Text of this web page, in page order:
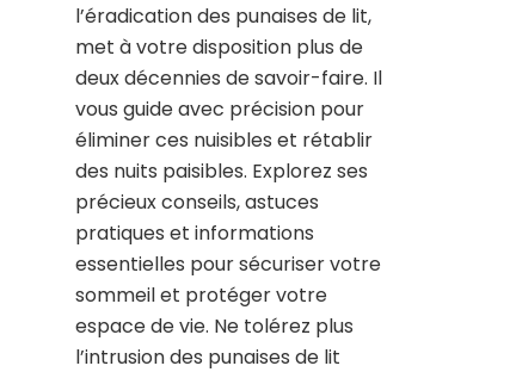
l’éradication des punaises de lit,
met à votre disposition plus de
deux décennies de savoir-faire. Il
vous guide avec précision pour
éliminer ces nuisibles et rétablir
des nuits paisibles. Explorez ses
précieux conseils, astuces
pratiques et informations
essentielles pour sécuriser votre
sommeil et protéger votre
espace de vie. Ne tolérez plus
l’intrusion des punaises de lit